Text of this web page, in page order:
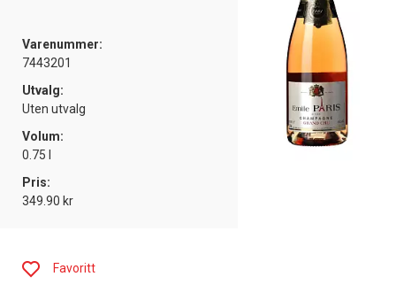
Varenummer:
7443201
Utvalg:
Uten utvalg
Volum:
0.75 l
Pris:
349.90 kr
Favoritt